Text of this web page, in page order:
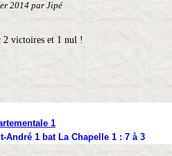
2014 par Jipé
2 victoires et 1 nul !
1
André 1 bat La Chapelle 1 : 7 à 3